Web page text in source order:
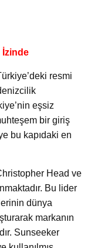
İzinde
resmi
eşsiz
bir giriş
bu kapıdaki en
Head ve
Bu lider
dünya
markanın
Sunseeker